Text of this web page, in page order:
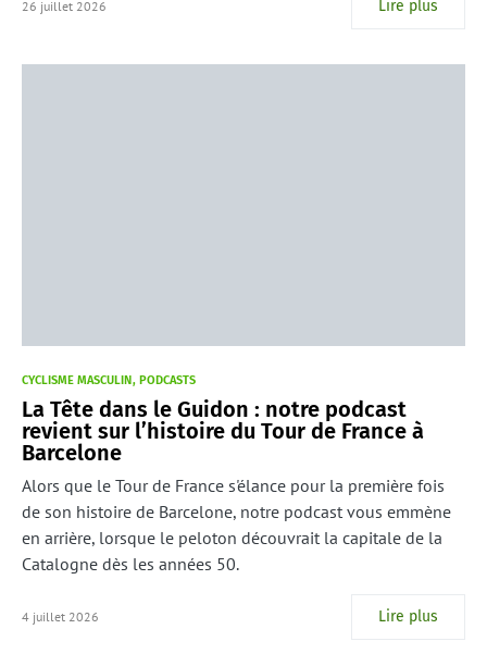
26 juillet 2026 Lire plus
CYCLISME MASCULIN PODCASTS
La Tête dans le Guidon : notre podcast
revient sur l’histoire du Tour de France à
Barcelone
Alors que le Tour de France s'élance pour la première fois
de son histoire de Barcelone, notre podcast vous emmène
en arrière, lorsque le peloton découvrait la capitale de la
Catalogne dès les années 50.
4 juillet 2026 Lire plus